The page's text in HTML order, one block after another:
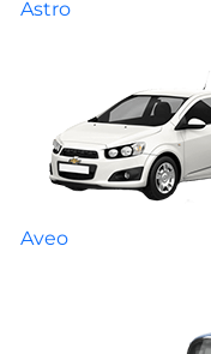
Astro
Aveo